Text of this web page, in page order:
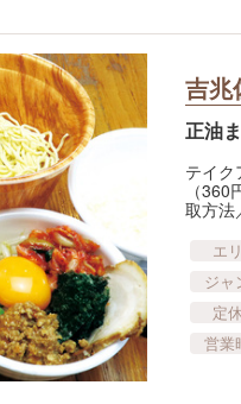
吉兆
正油
テイ
（
取方法
エ
ジャ
定
営業